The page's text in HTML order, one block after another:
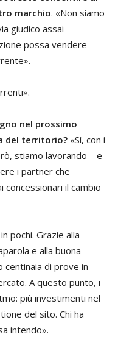
marchio. «Non siamo
giudico assai
possa vendere
nel prossimo
del territorio? «Sì, con i
stiamo lavorando – e
i partner che
il cambio
pochi. Grazie alla
e alla buona
centinaia di prove in
A questo punto, i
più investimenti nel
del sito. Chi ha
intendo».